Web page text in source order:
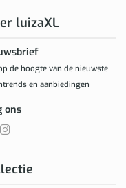
luizaXL
de hoogte van de nieuwste
en aanbiedingen
ons